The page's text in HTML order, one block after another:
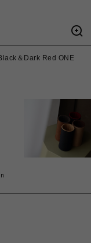
＆Dark Red ONE